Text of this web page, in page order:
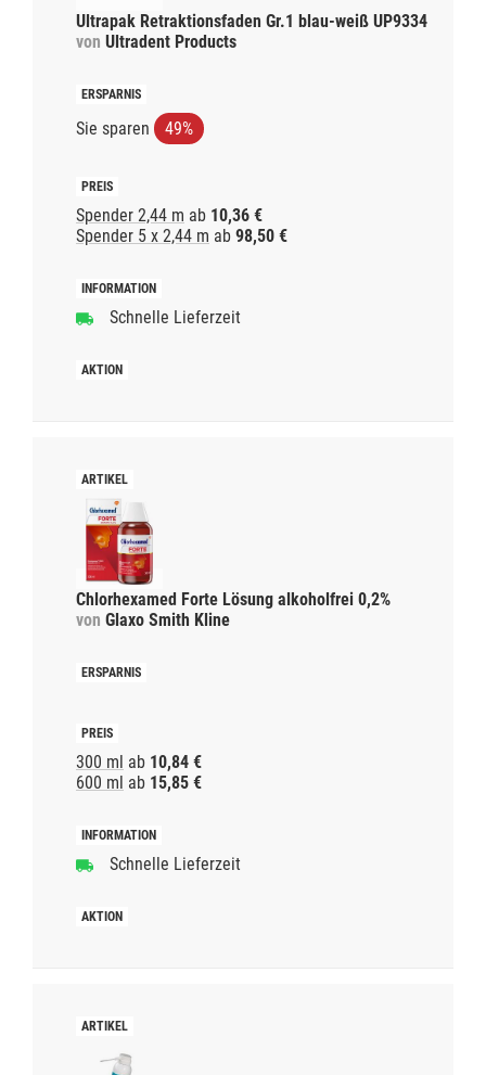
Ultrapak Retraktionsfaden Gr.1 blau-weiß UP9334
von Ultradent Products
Sie sparen 49%
Spender 2,44 m ab 10,36 €
Spender 5 x 2,44 m ab 98,50 €
Schnelle Lieferzeit
Chlorhexamed Forte Lösung alkoholfrei 0,2%
von Glaxo Smith Kline
300 ml ab 10,84 €
600 ml ab 15,85 €
Schnelle Lieferzeit